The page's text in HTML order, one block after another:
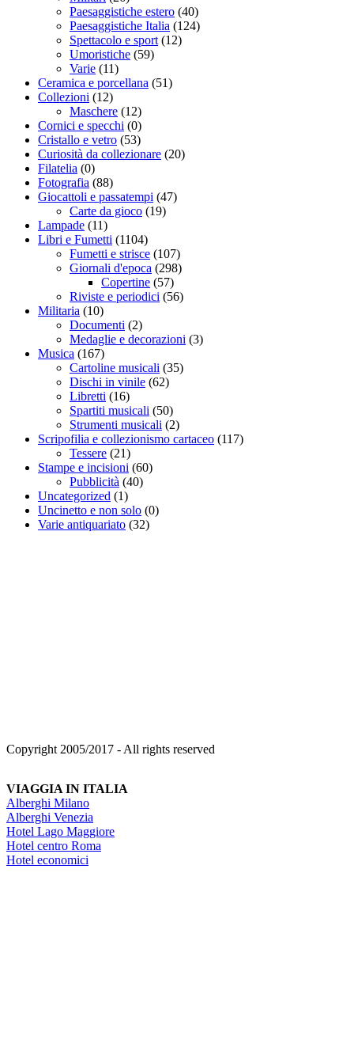
Paesaggistiche estero (40)
Paesaggistiche Italia (124)
Spettacolo e sport (12)
Umoristiche (59)
Varie (11)
Ceramica e porcellana (51)
Collezioni (12)
Maschere (12)
Cornici e specchi (0)
Cristallo e vetro (53)
Curiosità da collezionare (20)
Filatelia (0)
Fotografia (88)
Giocattoli e passatempi (47)
Carte da gioco (19)
Lampade (11)
Libri e Fumetti (1104)
Fumetti e strisce (107)
Giornali d'epoca (298)
Copertine (57)
Riviste e periodici (56)
Militaria (10)
Documenti (2)
Medaglie e decorazioni (3)
Musica (167)
Cartoline musicali (35)
Dischi in vinile (62)
Libretti (16)
Spartiti musicali (50)
Strumenti musicali (2)
Scripofilia e collezionismo cartaceo (117)
Tessere (21)
Stampe e incisioni (60)
Pubblicità (40)
Uncategorized (1)
Uncinetto e non solo (0)
Varie antiquariato (32)
Copyright 2005/2017 - All rights reserved
VIAGGIA IN ITALIA
Alberghi Milano
Alberghi Venezia
Hotel Lago Maggiore
Hotel centro Roma
Hotel economici